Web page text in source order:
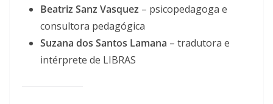
Beatriz Sanz Vasquez – psicopedagoga e
consultora pedagógica
Suzana dos Santos Lamana – tradutora e
intérprete de LIBRAS